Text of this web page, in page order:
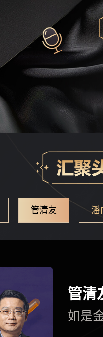
管清友 潘
管清
如是